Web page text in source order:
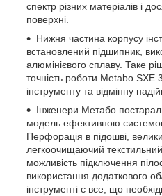
спектр різних матеріалів і
поверхні.
Нижня частина корпусу
встановлений підшипник,
алюмінієвого сплаву. Таке
точність роботи Metabo SXE
інструменту та відмінну
Інженери Метабо
модель ефективною
Перфорація в підошві,
легкоочищаючий
можливість підключення
використання додаткового
інструменті є все, що